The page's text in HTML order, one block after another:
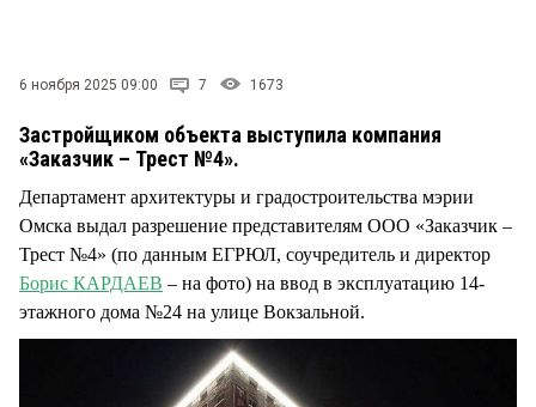
6 ноября 2025 09:00 7 1673
Застройщиком объекта выступила компания
«Заказчик – Трест №4».
Департамент архитектуры и градостроительства мэрии
Омска выдал разрешение представителям ООО «Заказчик –
Трест №4» (по данным ЕГРЮЛ, соучредитель и директор
Борис КАРДАЕВ – на фото) на ввод в эксплуатацию 14-
этажного дома №24 на улице Вокзальной.